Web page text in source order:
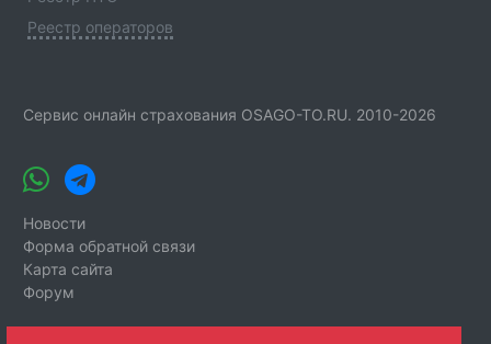
Реестр операторов
Сервис онлайн страхования OSAGO-TO.RU. 2010-2026
Новости
Форма обратной связи
Карта сайта
Форум